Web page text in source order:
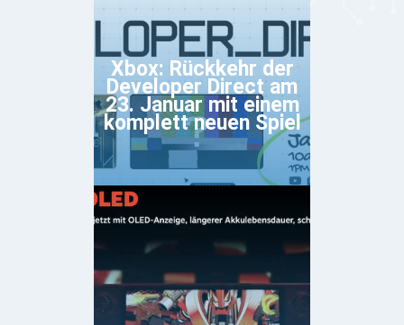
Xbox: Rückkehr der
Developer Direct am
23. Januar mit einem
komplett neuen Spiel